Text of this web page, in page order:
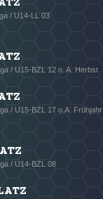
/ U14-LL 03
/ U15-BZL 12 o. A. Herbst
/ U15-BZL 17 o.A. Frühjahr
/ U14-BZL 08